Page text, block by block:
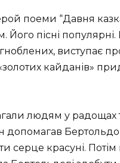
поеми “Давня
Його пісні
виступає
кайданів»
людям у радощах
допомагав
серце красуні.